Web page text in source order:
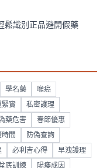
鬆識別正品避開假藥
學名藥 喉癌
緊實 私密護理
藥危害 春節優惠
間 防偽查詢
必利吉心得 早洩護理
底訓練 陽痿成因